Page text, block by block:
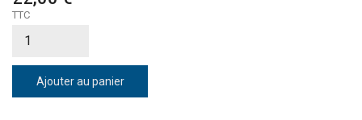
TTC
Ajouter au panier